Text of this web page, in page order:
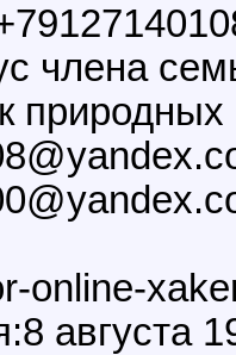
члена
природных
online-
августа